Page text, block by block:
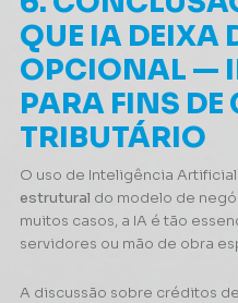
QUE IA DEIXA
OPCIONAL —
PARA FINS DE
TRIBUTÁRIO
O uso de Inteligência
estrutural do modelo de
muitos casos, a IA é tão
servidores ou mão de obra
A discussão sobre créditos